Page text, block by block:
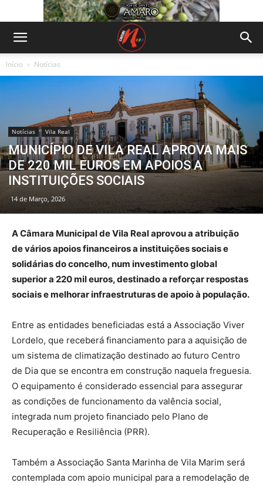
Início Notícias
Notícias Vila Real
MUNICÍPIO DE VILA REAL APROVA MAIS
DE 220 MIL EUROS EM APOIOS A
INSTITUIÇÕES SOCIAIS
14 de Março, 2026
A Câmara Municipal de Vila Real aprovou a atribuição
de vários apoios financeiros a instituições sociais e
solidárias do concelho, num investimento global
superior a 220 mil euros, destinado a reforçar respostas
sociais e melhorar infraestruturas de apoio à população.
Entre as entidades beneficiadas está a Associação Viver
Lordelo, que receberá financiamento para a aquisição de
um sistema de climatização destinado ao futuro Centro
de Dia que se encontra em construção naquela freguesia.
O equipamento é considerado essencial para assegurar
as condições de funcionamento da valência social,
integrada num projeto financiado pelo Plano de
Recuperação e Resiliência (PRR).
Também a Associação Santa Marinha de Vila Marim será
contemplada com apoio municipal para a remodelação de